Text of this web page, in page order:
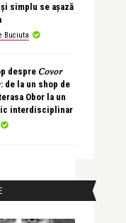
simplu se așază
Buciuta
despre 𝐶𝑜𝑣𝑜𝑟
de la un shop de
Obor la un
interdisciplinar